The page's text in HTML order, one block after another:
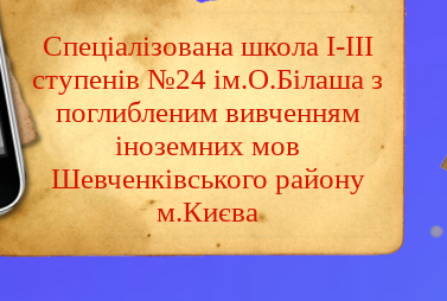
Спеціалізована школа І-ІІІ
ступенів №24 ім.О.Білаша з
поглибленим вивченням
іноземних мов
Шевченківського району
м.Києва